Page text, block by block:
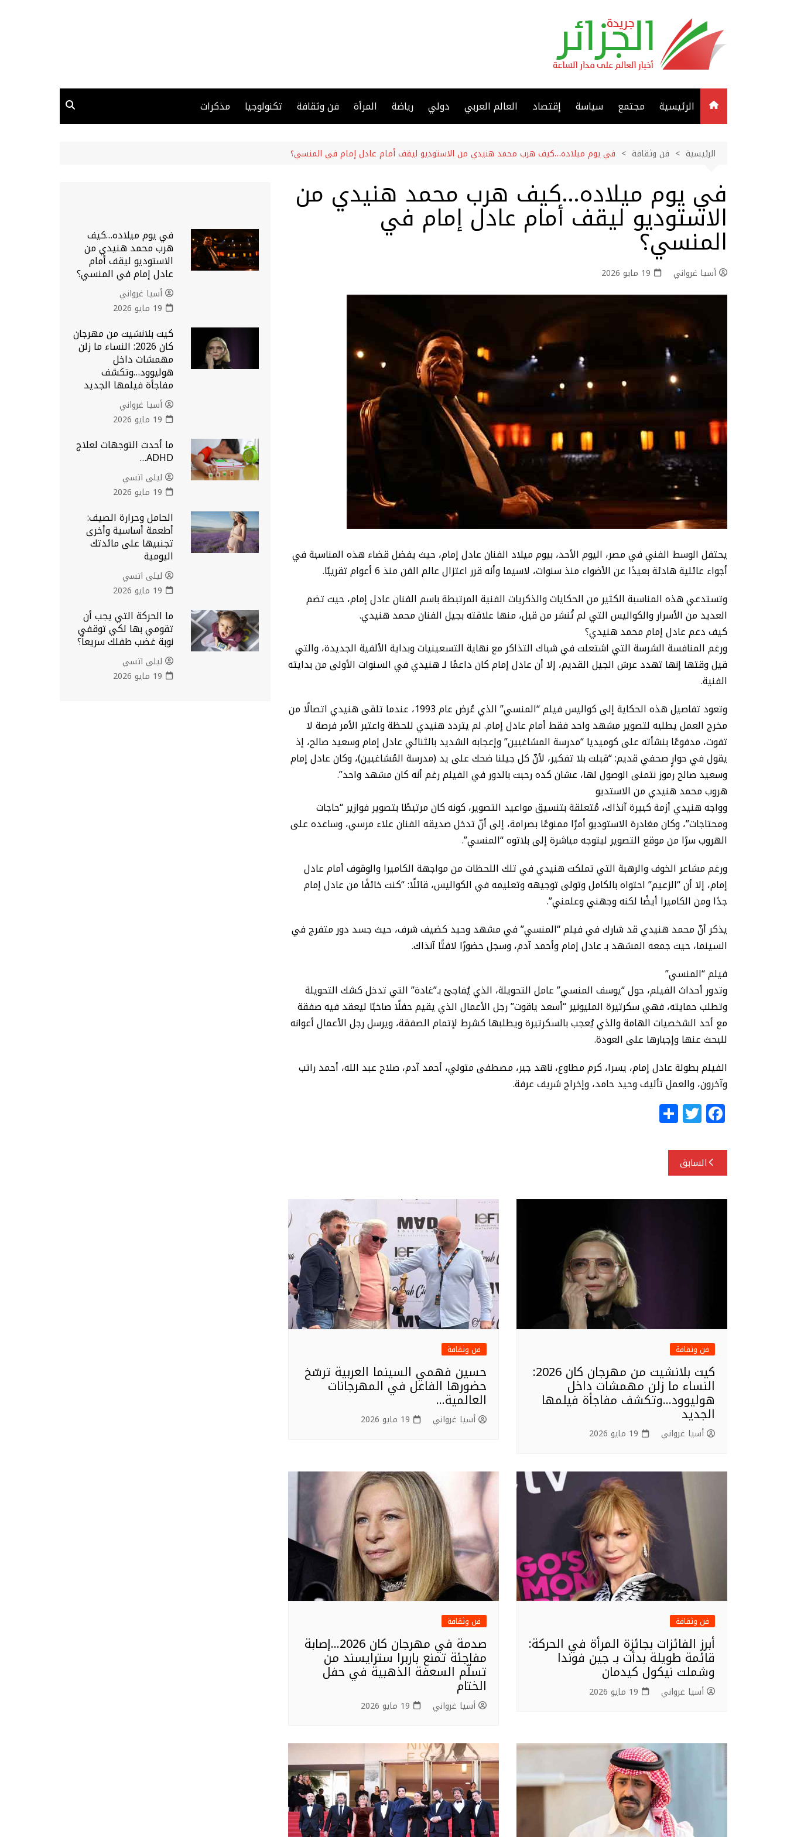
الرئيسية مجتمع سياسة إقتصاد العالم العربي دولي رياضة المرأة فن وثقافة تكنولوجيا مذكرات
الرئيسية فن وثقافة في يوم ميلاده…كيف هرب محمد هنيدي من الاستوديو ليقف أمام عادل إمام في المنسي؟
في يوم ميلاده…كيف هرب محمد هنيدي من
الاستوديو ليقف أمام عادل إمام في
المنسي؟
أسيا غرواني 19 مايو 2026
يحتفل الوسط الفني في مصر، اليوم الأحد، بيوم ميلاد الفنان عادل إمام، حيث يفضل قضاء هذه المناسبة في
أجواء عائلية هادئة بعيدًا عن الأضواء منذ سنوات، لاسيما وأنه قرر اعتزال عالم الفن منذ 6 أعوام تقريبًا.
وتستدعي هذه المناسبة الكثير من الحكايات والذكريات الفنية المرتبطة باسم الفنان عادل إمام، حيث تضم
العديد من الأسرار والكواليس التي لم تُنشر من قبل، منها علاقته بجيل الفنان محمد هنيدي.
كيف دعم عادل إمام محمد هنيدي؟
ورغم المنافسة الشرسة التي اشتعلت في شباك التذاكر مع نهاية التسعينيات وبداية الألفية الجديدة، والتي
قيل وقتها إنها تهدد عرش الجيل القديم، إلا أن عادل إمام كان داعمًا لـ هنيدي في السنوات الأولى من بدايته
الفنية.
وتعود تفاصيل هذه الحكاية إلى كواليس فيلم “المنسي” الذي عُرض عام 1993، عندما تلقى هنيدي اتصالًا من
مخرج العمل يطلبه لتصوير مشهد واحد فقط أمام عادل إمام. لم يتردد هنيدي للحظة واعتبر الأمر فرصة لا
تفوت، مدفوعًا بنشأته على كوميديا “مدرسة المشاغبين” وإعجابه الشديد بالثنائي عادل إمام وسعيد صالح، إذ
يقول في حوارٍ صحفي قديم: “قبلت بلا تفكير، لأنّ كل جيلنا ضحك على يد (مدرسة المُشاغبين)، وكان عادل إمام
وسعيد صالح رموز نتمنى الوصول لها، عشان كده رحبت بالدور في الفيلم رغم أنه كان مشهد واحد”.
هروب محمد هنيدي من الاستديو
وواجه هنيدي أزمة كبيرة آنذاك، مُتعلقة بتنسيق مواعيد التصوير، كونه كان مرتبطًا بتصوير فوازير “حاجات
ومحتاجات”، وكان مغادرة الاستوديو أمرًا ممنوعًا بصرامة، إلى أنّ تدخل صديقه الفنان علاء مرسي، وساعده على
الهروب سرًا من موقع التصوير ليتوجه مباشرة إلى بلاتوه “المنسي”.
ورغم مشاعر الخوف والرهبة التي تملكت هنيدي في تلك اللحظات من مواجهة الكاميرا والوقوف أمام عادل
إمام، إلا أن “الزعيم” احتواه بالكامل وتولى توجيهه وتعليمه في الكواليس، قائلًا: “كنت خائفًا من عادل إمام
جدًا ومن الكاميرا أيضًا لكنه وجهني وعلمني”.
يذكر أنّ محمد هنيدي قد شارك في فيلم “المنسي” في مشهد وحيد كضيف شرف، حيث جسد دور متفرج في
السينما، حيث جمعه المشهد بـ عادل إمام وأحمد آدم، وسجل حضورًا لافتًا آنذاك.
فيلم “المنسي”
وتدور أحداث الفيلم، حول “يوسف المنسي” عامل التحويلة، الذي يُفاجئ بـ”غادة” التي تدخل كشك التحويلة
وتطلب حمايته، فهي سكرتيرة المليونير “أسعد ياقوت” رجل الأعمال الذي يقيم حفلًا صاخبًا ليعقد فيه صفقة
مع أحد الشخصيات الهامة والذي يُعجب بالسكرتيرة ويطلبها كشرط لإتمام الصفقة، ويرسل رجل الأعمال أعوانه
للبحث عنها وإجبارها على العودة.
الفيلم بطولة عادل إمام، يسرا، كرم مطاوع، ناهد جبر، مصطفى متولي، أحمد آدم، صلاح عبد الله، أحمد راتب
وآخرون، والعمل تأليف وحيد حامد، وإخراج شريف عرفة.
F
a
c
e
o
T
w
itt
eتصفّح
المقالات
السابق
فن وثقافة
كيت بلانشيت من مهرجان كان 2026:
النساء ما زلن مهمشات داخل
هوليوود…وتكشف مفاجأة فيلمها
الجديد
أسيا غرواني 19 مايو 2026
فن وثقافة
حسين فهمي السينما العربية ترسّخ
حضورها الفاعل في المهرجانات
العالمية…
أسيا غرواني 19 مايو 2026
فن وثقافة
أبرز الفائزات بجائزة المرأة في الحركة:
قائمة طويلة بدأت بـ جين فوندا
وشملت نيكول كيدمان
أسيا غرواني 19 مايو 2026
فن وثقافة
صدمة في مهرجان كان 2026…إصابة
مفاجئة تمنع باربرا سترايسند من
تسلّم السعفة الذهبية في حفل
الختام
أسيا غرواني 19 مايو 2026
في يوم ميلاده…كيف
هرب محمد هنيدي من
الاستوديو ليقف أمام
عادل إمام في المنسي؟
أسيا غرواني
19 مايو 2026
كيت بلانشيت من مهرجان
كان 2026: النساء ما زلن
مهمشات داخل
هوليوود…وتكشف
مفاجأة فيلمها الجديد
أسيا غرواني
19 مايو 2026
ما أحدث التوجهات لعلاج
ADHD…
ليلى اتسي
19 مايو 2026
الحامل وحرارة الصيف:
أطعمة أساسية وأخرى
تجنبيها على مائدتك
اليومية
ليلى اتسي
19 مايو 2026
ما الحركة التي يجب أن
تقومي بها لكي توقفي
نوبة غضب طفلك سريعاً؟
ليلى اتسي
19 مايو 2026